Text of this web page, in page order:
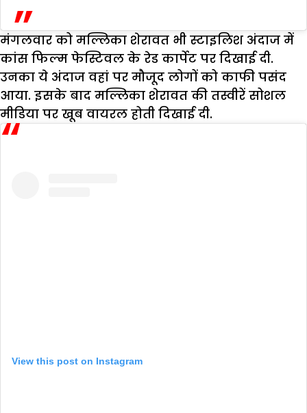
मंगलवार को मल्लिका शेरावत भी स्टाइलिश अंदाज में
कांस फिल्म फेस्टिवल के रेड कार्पेट पर दिखाई दी.
उनका ये अंदाज वहां पर मौजूद लोगों को काफी पसंद
आया. इसके बाद मल्लिका शेरावत की तस्वीरें सोशल
मीडिया पर खूब वायरल होती दिखाई दी.
View this post on Instagram